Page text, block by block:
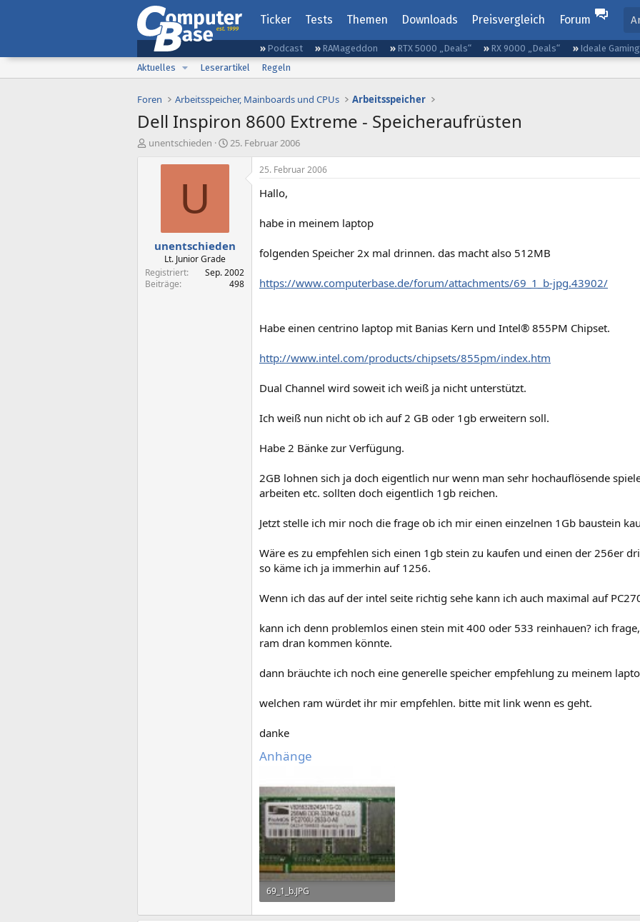
Ticker Tests Themen Downloads Preisvergleich Forum
Podcast RAMageddon RTX 5000 „Deals“ RX 9000 „Deals“
Ideale
Aktuelles
Leserartikel Regeln
Foren Arbeitsspeicher, Mainboards und CPUs Arbeitsspeicher
Dell Inspiron 8600 Extreme - Speicheraufrüsten
E
unentschieden
E
a
25. Februar 2006
U
unentschieden
Lt. Junior Grade
Registriert
Sep. 2002
Beiträge
498
25. Februar 2006
Hallo,
habe in meinem laptop
folgenden Speicher 2x mal drinnen. das macht also 512MB
https://www.computerbase.de/forum/attachments/69_1_b-jpg.43902/
Habe einen centrino laptop mit Banias Kern und Intel® 855PM Chipset.
http://www.intel.com/products/chipsets/855pm/index.htm
Dual Channel wird soweit ich weiß ja nicht unterstützt.
Ich weiß nun nicht ob ich auf 2 GB oder 1gb erweitern soll.
Habe 2 Bänke zur Verfügung.
2GB lohnen sich ja doch eigentlich nur wenn man sehr hochauflösende
arbeiten etc. sollten doch eigentlich 1gb reichen.
Jetzt stelle ich mir noch die frage ob ich mir einen einzelnen 1Gb baustein
Wäre es zu empfehlen sich einen 1gb stein zu kaufen und einen der 256er
so käme ich ja immerhin auf 1256.
Wenn ich das auf der intel seite richtig sehe kann ich auch maximal auf
kann ich denn problemlos einen stein mit 400 oder 533 reinhauen? ich
ram dran kommen könnte.
dann bräuchte ich noch eine generelle speicher empfehlung zu meinem
welchen ram würdet ihr mir empfehlen. bitte mit link wenn es geht.
danke
Anhänge
69_1_b.JPG
26,4 KB · Aufrufe: 740